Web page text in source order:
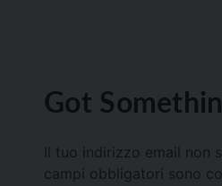
Got
Il tuo indirizzo email non
campi obbligatori sono